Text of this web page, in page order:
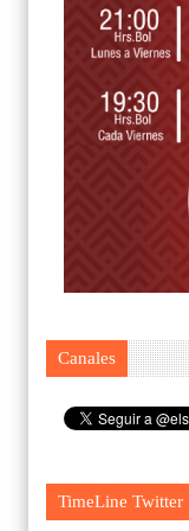
Canales
TimeLine Twitter